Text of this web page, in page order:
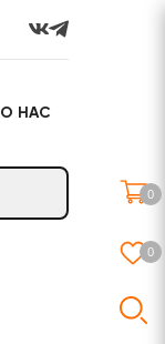
О НАС
0
0